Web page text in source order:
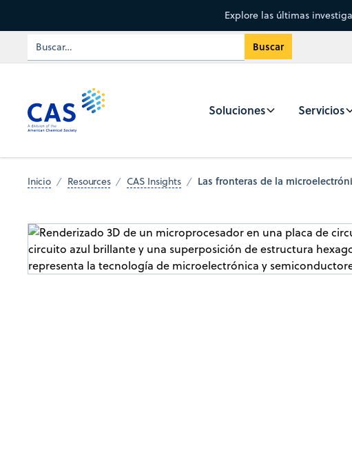
Explore las últimas
Soluciones Servicios
Inicio Resources CAS Insights Las fronteras de la